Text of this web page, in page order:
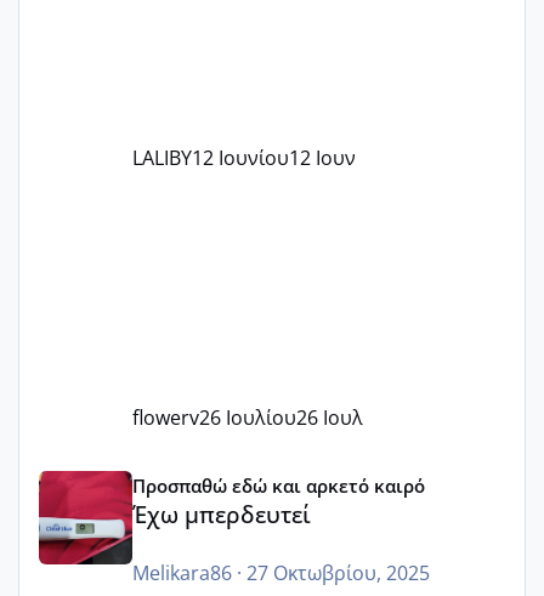
LALIBY12 Ιουνίου12 Ιουν
flowerv26 Ιουλίου26 Ιουλ
Έχω μπερδευτεί
Προσπαθώ εδώ και αρκετό καιρό
Έχω μπερδευτεί
Melikara86· 27 Οκτωβρίου, 2025